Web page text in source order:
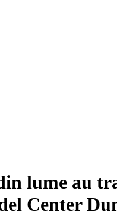
lume au
Center